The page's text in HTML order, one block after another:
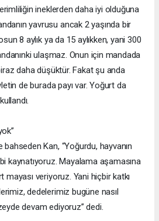
ineklerden daha iyi olduğuna
yavrusu ancak 2 yaşında bir
8 aylık ya da 15 aylıkken, yani 300
ulaşmaz. Onun için mandada
daha düşüktür. Fakat şu anda
de burada payı var. Yoğurt da
Kan, “Yoğurdu, hayvanın
kaynatıyoruz. Mayalama aşamasına
veriyoruz. Yani hiçbir katkı
dedelerimiz bugüne nasıl
devam ediyoruz” dedi.